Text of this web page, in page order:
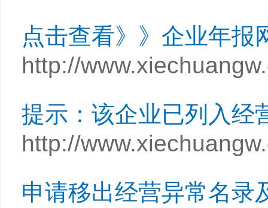
点击查看》》企业年报
http://
提示：该企业已列入
http://
申请移出经营异常名录